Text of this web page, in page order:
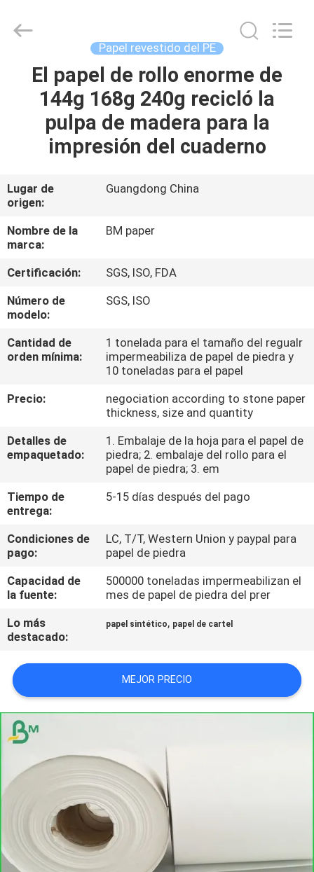
CASA
PRODUCTOS
SOBRE
NOSOTROS
RECORRIDO
POR
LA
DE
CONTACTA
CON
NOSOTROS
NOTICIAS
CASOS
DE
MAPA
DEL
SITIO
POLÍTICA
PRIVACIDAD
BMPAPER
CO.,LTD.
Papel revestido del PE
El papel de rollo enorme de
144g 168g 240g recicló la
pulpa de madera para la
impresión del cuaderno
Lugar de
origen:
Guangdong China
Nombre de la
marca:
BM paper
Certificación:
SGS, ISO, FDA
Número de
modelo:
SGS, ISO
Cantidad de
orden mínima:
1 tonelada para el tamaño del regualr
impermeabiliza de papel de piedra y
10 toneladas para el papel
Precio:
negociation according to stone paper
thickness, size and quantity
Detalles de
empaquetado:
1. Embalaje de la hoja para el papel de
piedra; 2. embalaje del rollo para el
papel de piedra; 3. em
Tiempo de
entrega:
5-15 días después del pago
Condiciones de
pago:
LC, T/T, Western Union y paypal para
papel de piedra
Capacidad de
la fuente:
500000 toneladas impermeabilizan el
mes de papel de piedra del prer
Lo más
destacado:
papel sintético, papel de cartel
MEJOR PRECIO